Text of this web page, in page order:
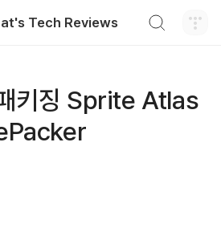
Tech Reviews
키징 Sprite Atlas